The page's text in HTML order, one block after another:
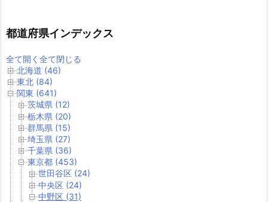
都道府県インデックス
全て開く 全て閉じる
北海道 (46)
東北 (84)
関東 (641)
茨城県 (12)
栃木県 (20)
群馬県 (15)
埼玉県 (27)
千葉県 (36)
東京都 (453)
世田谷区 (24)
中央区 (24)
中野区 (31)